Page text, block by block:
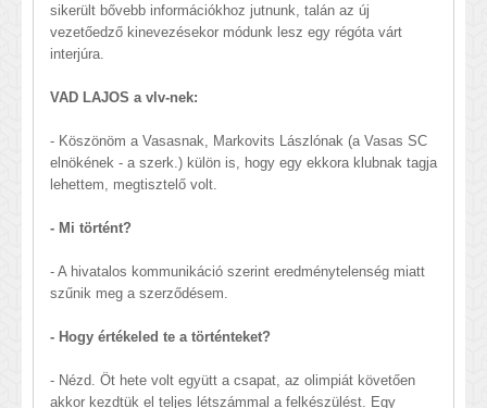
sikerült bővebb információkhoz jutnunk, talán az új
vezetőedző kinevezésekor módunk lesz egy régóta várt
interjúra.
VAD LAJOS a vlv-nek:
- Köszönöm a Vasasnak, Markovits Lászlónak (a Vasas SC
elnökének - a szerk.) külön is, hogy egy ekkora klubnak tagja
lehettem, megtisztelő volt.
- Mi történt?
- A hivatalos kommunikáció szerint eredménytelenség miatt
szűnik meg a szerződésem.
- Hogy értékeled te a történteket?
- Nézd. Öt hete volt együtt a csapat, az olimpiát követően
akkor kezdtük el teljes létszámmal a felkészülést. Egy